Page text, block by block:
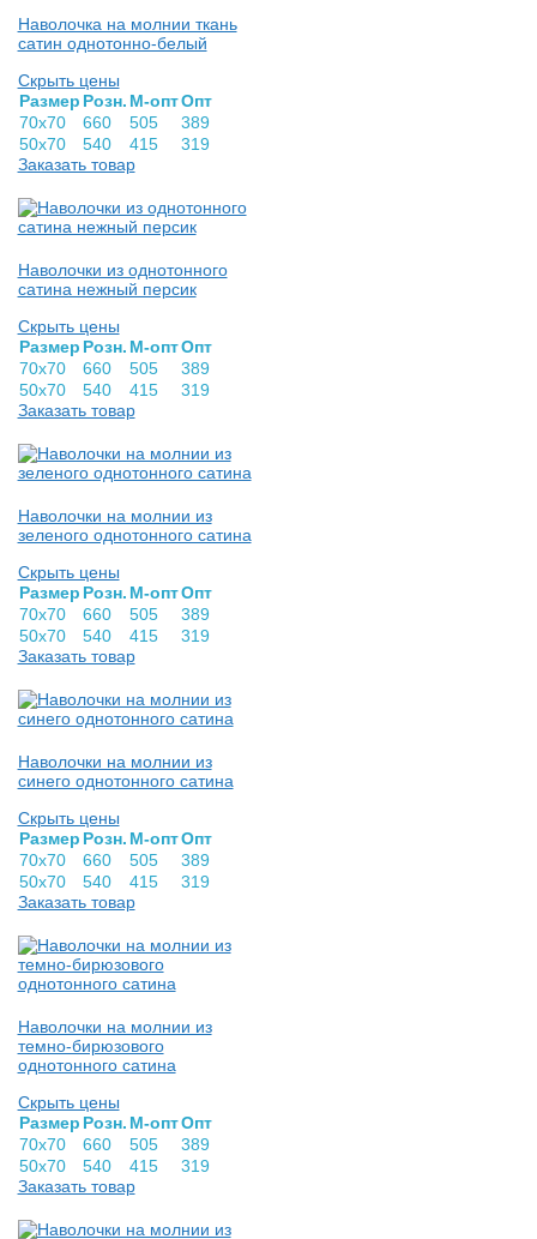
Наволочка на молнии ткань
сатин однотонно-белый
Скрыть цены
Раз­мер Розн. М-оптОпт
70х70
660 505
389
50х70
540 415
319
Заказать товар
Наволочки из однотонного
сатина нежный персик
Скрыть цены
Раз­мер Розн. М-оптОпт
70х70
660 505
389
50х70
540 415
319
Заказать товар
Наволочки на молнии из
зеленого однотонного сатина
Скрыть цены
Раз­мер Розн. М-оптОпт
70х70
660 505
389
50х70
540 415
319
Заказать товар
Наволочки на молнии из
синего однотонного сатина
Скрыть цены
Раз­мер Розн. М-оптОпт
70х70
660 505
389
50х70
540 415
319
Заказать товар
Наволочки на молнии из
темно-бирюзового
однотонного сатина
Скрыть цены
Раз­мер Розн. М-оптОпт
70х70
660 505
389
50х70
540 415
319
Заказать товар